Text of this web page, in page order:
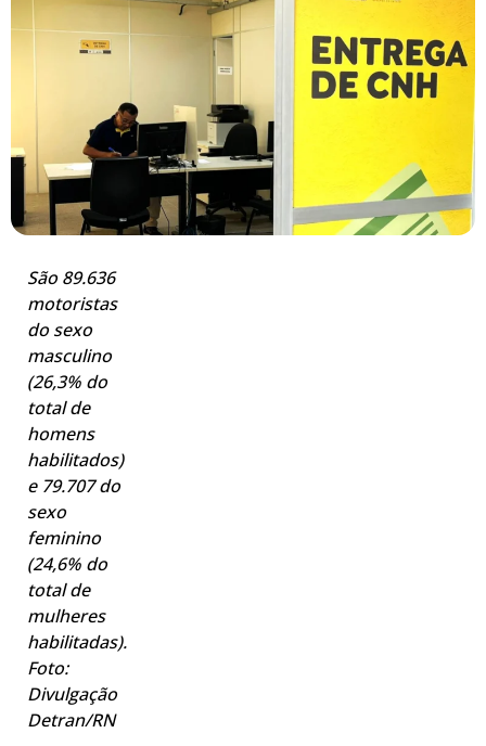
São 89.636
motoristas
do sexo
masculino
(26,3% do
total de
homens
habilitados)
e 79.707 do
sexo
feminino
(24,6% do
total de
mulheres
habilitadas).
Foto:
Divulgação
Detran/RN